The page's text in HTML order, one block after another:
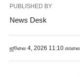
PUBLISHED BY
News Desk
ஜூலை 4, 2026 11:10 காலை